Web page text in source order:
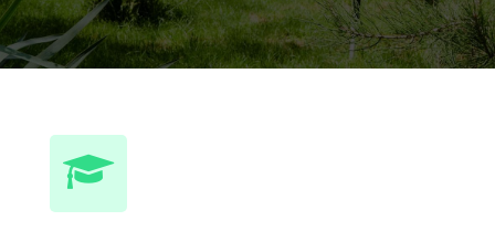
apreldegi 01A/056-sanlı buyrıǵı tastıyıqlanǵan. Usı
múnásibet penen Muhammad ibn Ahmad al-Beruniy
medresesinde 2018-jıl 10-iyunnan baslap “Quranı